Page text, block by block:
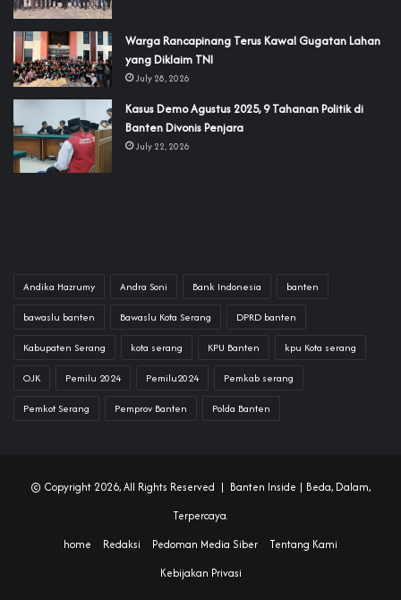
‎Warga Rancapinang Terus Kawal Gugatan Lahan
yang Diklaim TNI‎‎
July 28, 2026
‎Kasus Demo Agustus 2025, 9 Tahanan Politik di
Banten Divonis Penjara
July 22, 2026
Andika Hazrumy Andra Soni Bank Indonesia banten
bawaslu banten Bawaslu Kota Serang DPRD banten
Kabupaten Serang kota serang KPU Banten kpu Kota serang
OJK Pemilu 2024 Pemilu2024 Pemkab serang
Pemkot Serang Pemprov Banten Polda Banten
© Copyright 2026, All Rights Reserved | Banten Inside | Beda, Dalam,
Terpercaya.
home
Redaksi Pedoman Media Siber
Tentang Kami
Kebijakan Privasi